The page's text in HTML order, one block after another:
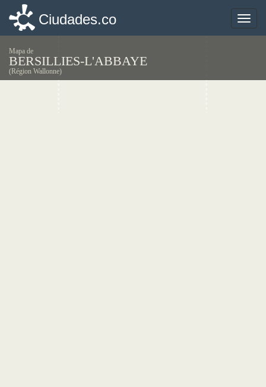
Toggle
Ciudades.co
Mapa de
BERSILLIES-L'ABBAYE
(Région Wallonne)
Toggle
Ciudades.co